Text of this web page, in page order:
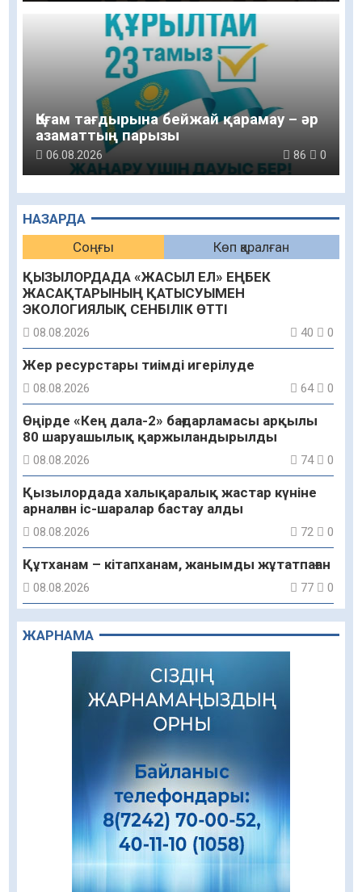
НАЗАРДА
Соңғы
Көп қаралған
ҚЫЗЫЛОРДАДА «ЖАСЫЛ ЕЛ» ЕҢБЕК
ЖАСАҚТАРЫНЫҢ ҚАТЫСУЫМЕН
ЭКОЛОГИЯЛЫҚ СЕНБІЛІК ӨТТІ
08.08.2026 40 0
Жер ресурстары тиімді игерілуде
08.08.2026 64 0
Өңірде «Кең дала-2» бағдарламасы арқылы
80 шаруашылық қаржыландырылды
08.08.2026 74 0
Қызылордада халықаралық жастар күніне
арналған іс-шаралар бастау алды
08.08.2026 72 0
Құтханам – кітапханам, жанымды жұтатпаған
08.08.2026 77 0
Құрылыс қарқыны – қала дамуының айғағы
08.08.2026
Зәулім ғимараттарда туған жерді түлеткен
азаматтардың қолтаңбасы бар
Еңбегі ерлікпен тең мамандық
Даналықтың шырағданы, ой-сананың
шамшырағы
08.08.2026
Кенеге қарсы залалсыздандыру жұмыстары
ЖАРНАМА
Қоғам тағдырына бейжай қарамау – әр
азаматтың парызы
06.08.2026 86 0